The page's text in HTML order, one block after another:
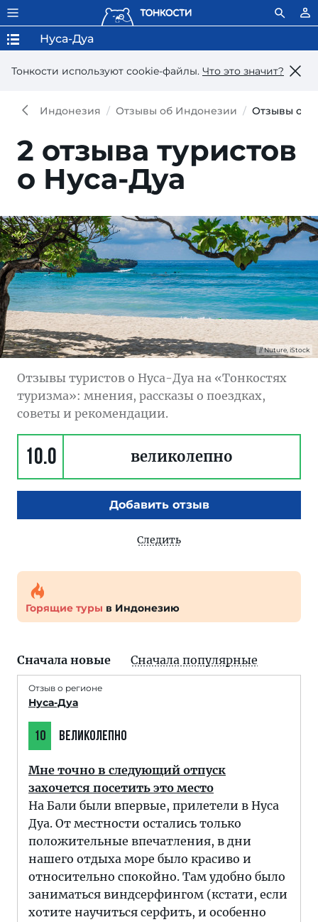
Тонкости используют сookie-файлы. Что это значит?
Нуса-Дуа
Индонезия Отзывы об Индонезии Отзывы о
2 отзыва туристов
о Нуса-Дуа
Nuture, iStock
Отзывы туристов о Нуса-Дуа на «Тонкостях
туризма»: мнения, рассказы о поездках,
советы и рекомендации.
10.0 великолепно
Добавить отзыв
Следить
Горящие туры в Индонезию
Сначала новые Сначала популярные
Отзыв о регионе
Нуса-Дуа
10 ВЕЛИКОЛЕПНО
Мне точно в следующий отпуск
захочется посетить это место
На Бали были впервые, прилетели в Нуса
Дуа. От местности остались только
положительные впечатления, в дни
нашего отдыха море было красиво и
относительно спокойно. Там удобно было
заниматься виндсерфингом (кстати, если
хотите научиться серфить, и особенно